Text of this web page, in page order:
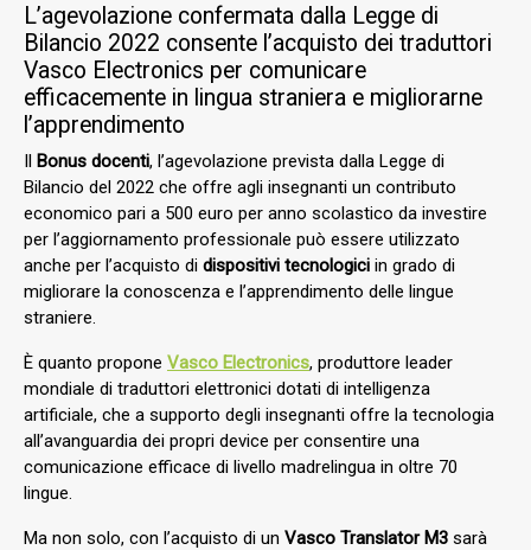
L’agevolazione confermata dalla Legge di
Bilancio 2022 consente l’acquisto dei traduttori
Vasco Electronics per comunicare
efficacemente in lingua straniera e migliorarne
l’apprendimento
Il Bonus docenti, l’agevolazione prevista dalla Legge di
Bilancio del 2022 che offre agli insegnanti un contributo
economico pari a 500 euro per anno scolastico da investire
per l’aggiornamento professionale può essere utilizzato
anche per l’acquisto di dispositivi tecnologici in grado di
migliorare la conoscenza e l’apprendimento delle lingue
straniere.
È quanto propone Vasco Electronics, produttore leader
mondiale di traduttori elettronici dotati di intelligenza
artificiale, che a supporto degli insegnanti offre la tecnologia
all’avanguardia dei propri device per consentire una
comunicazione efficace di livello madrelingua in oltre 70
lingue.
Ma non solo, con l’acquisto di un Vasco Translator M3 sarà